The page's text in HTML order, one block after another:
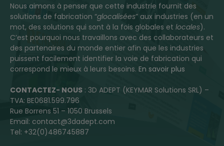
Nous aimons à penser que cette industrie fournit des
solutions de fabrication “glocalisées” aux industries (en un
mot, des solutions qui sont à la fois globales et locales).
C’est pourquoi nous travaillons avec des collaborateurs et
des partenaires du monde entier afin que les industries
puissent facilement identifier la voie de fabrication qui
correspond le mieux à leurs besoins. En savoir plus
CONTACTEZ- NOUS : 3D ADEPT (KEYMAR Solutions SRL) –
TVA: BE0681.599.796
Rue Borrens 51 – 1050 Brussels
Email: contact@3dadept.com
Tel: +32(0)486745887